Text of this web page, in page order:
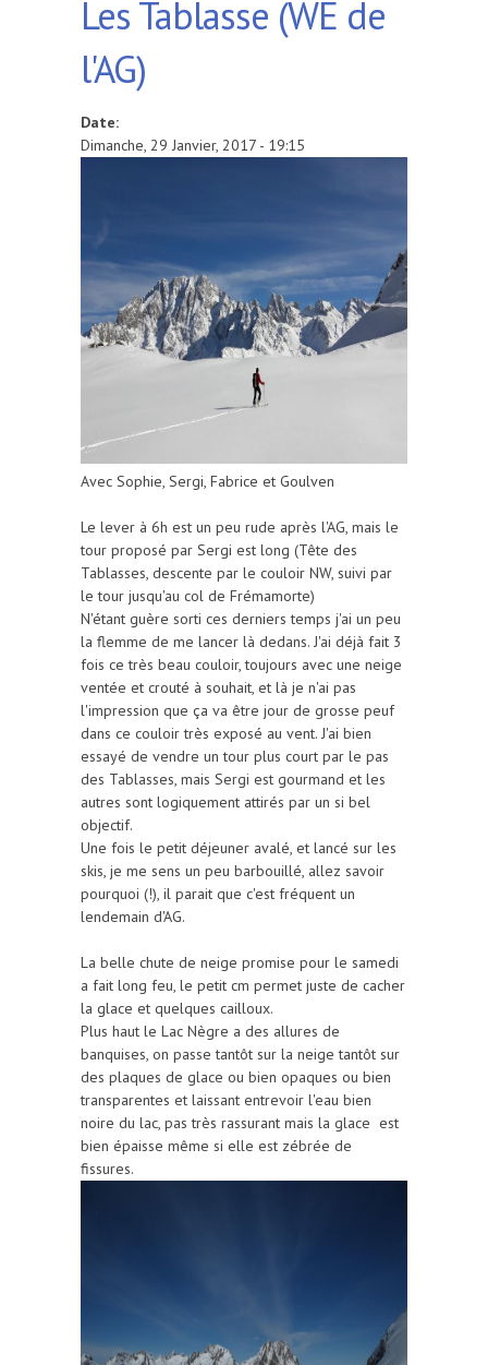
Les Tablasse (WE de
l'AG)
Date:
Dimanche, 29 Janvier, 2017 - 19:15
Avec Sophie, Sergi, Fabrice et Goulven
Le lever à 6h est un peu rude après l'AG, mais le
tour proposé par Sergi est long (Tête des
Tablasses, descente par le couloir NW, suivi par
le tour jusqu'au col de Frémamorte)
N'étant guère sorti ces derniers temps j'ai un peu
la flemme de me lancer là dedans. J'ai déjà fait 3
fois ce très beau couloir, toujours avec une neige
ventée et crouté à souhait, et là je n'ai pas
l'impression que ça va être jour de grosse peuf
dans ce couloir très exposé au vent. J'ai bien
essayé de vendre un tour plus court par le pas
des Tablasses, mais Sergi est gourmand et les
autres sont logiquement attirés par un si bel
objectif.
Une fois le petit déjeuner avalé, et lancé sur les
skis, je me sens un peu barbouillé, allez savoir
pourquoi (!), il parait que c'est fréquent un
lendemain d'AG.
La belle chute de neige promise pour le samedi
a fait long feu, le petit cm permet juste de cacher
la glace et quelques cailloux.
Plus haut le Lac Nègre a des allures de
banquises, on passe tantôt sur la neige tantôt sur
des plaques de glace ou bien opaques ou bien
transparentes et laissant entrevoir l'eau bien
noire du lac, pas très rassurant mais la glace est
bien épaisse même si elle est zébrée de
fissures.